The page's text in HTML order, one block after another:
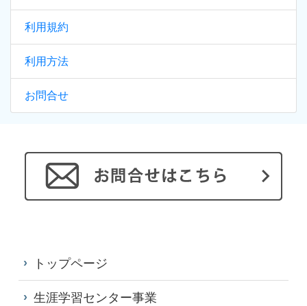
利用規約
利用方法
お問合せ
トップページ
生涯学習センター事業